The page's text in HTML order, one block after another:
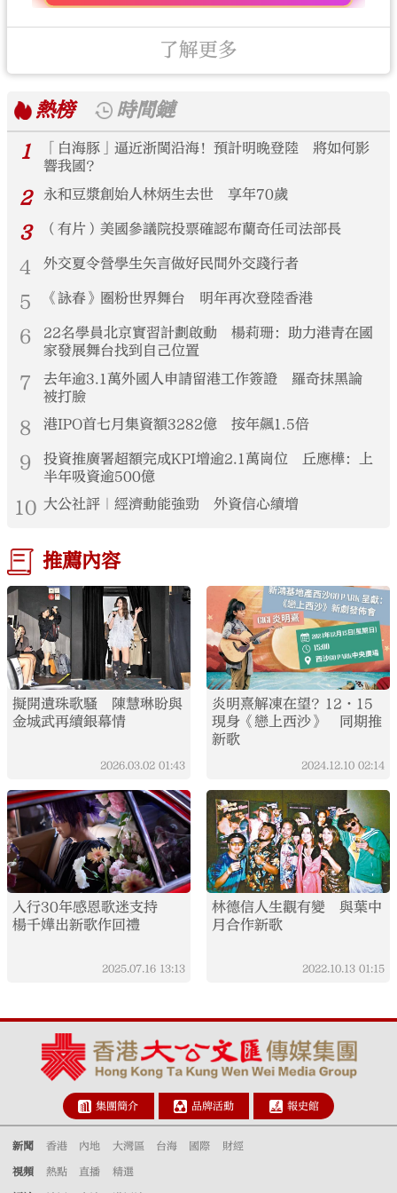
了解更多
熱榜
時間鏈
1
「白海豚」逼近浙閩沿海！預計明晚登陸 將如何影
響我國？
2 永和豆漿創始人林炳生去世 享年70歲
3 （有片）美國參議院投票確認布蘭奇任司法部長
4 外交夏令營學生矢言做好民間外交踐行者
5 《詠春》圈粉世界舞台 明年再次登陸香港
6
22名學員北京實習計劃啟動 楊莉珊：助力港青在國
家發展舞台找到自己位置
7
去年逾3.1萬外國人申請留港工作簽證 羅奇抹黑論
被打臉
8 港IPO首七月集資額3282億 按年飆1.5倍
9
投資推廣署超額完成KPI增逾2.1萬崗位 丘應樺：上
半年吸資逾500億
10 大公社評｜經濟動能強勁 外資信心續增
推薦內容
擬開遺珠歌騷 陳慧琳盼與
金城武再續銀幕情
2026.03.02 01:43
炎明熹解凍在望？12·15
現身《戀上西沙》 同期推
新歌
2024.12.10 02:14
入行30年感恩歌迷支持
楊千嬅出新歌作回禮
2025.07.16 13:13
林德信人生觀有變 與葉中
月合作新歌
2022.10.13 01:15
集團簡介 品牌活動 報史館
新聞 香港 內地 大灣區 台海 國際 財經
視頻 熱點 直播 精選